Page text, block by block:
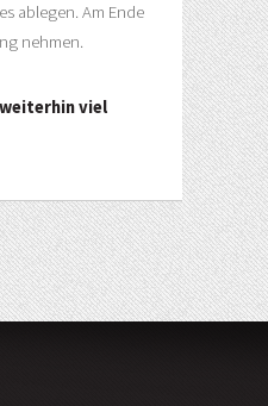
ablegen. Am Ende
nehmen.
viel